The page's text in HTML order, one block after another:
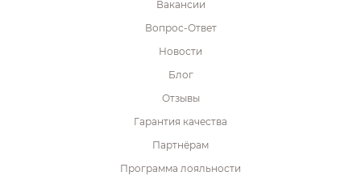
Вакансии
Вопрос-Ответ
Новости
Блог
Отзывы
Гарантия качества
Партнёрам
Программа лояльности